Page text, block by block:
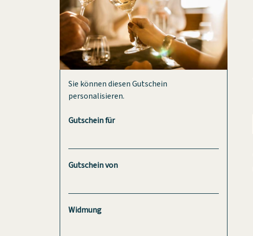
Sie können diesen Gutschein
personalisieren.
Gutschein für
Gutschein von
Widmung